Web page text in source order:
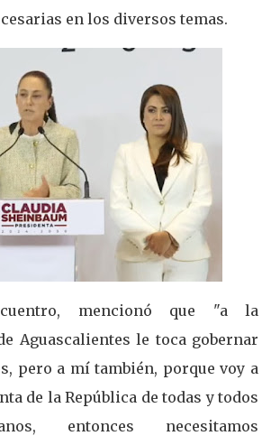
en los diversos temas.
mencionó que "a la
Aguascalientes le toca gobernar
pero a mí también, porque voy a
de la República de todas y todos
entonces necesitamos